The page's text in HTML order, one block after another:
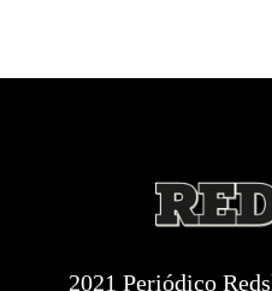
2021 Periódico